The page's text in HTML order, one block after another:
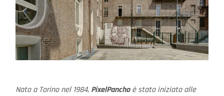
Nato a Torino nel 1984, PixelPanchoè stato iniziato alle